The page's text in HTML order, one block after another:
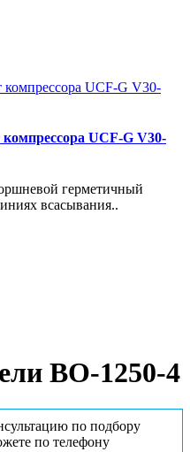
UCF-G V30-
герметичный
всасывания..
ВО-1250-4
по подбору
по телефону